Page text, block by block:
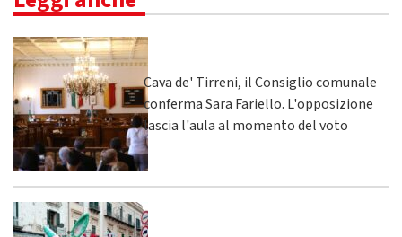
Cava de' Tirreni, il Consiglio comunale
conferma Sara Fariello. L'opposizione
lascia l'aula al momento del voto